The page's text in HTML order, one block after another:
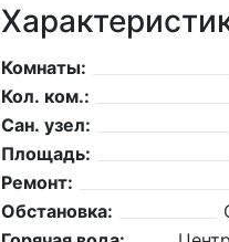
Комнаты:
Кол. ком.:
Сан. узел:
Площадь:
Ремонт:
Обстановка: